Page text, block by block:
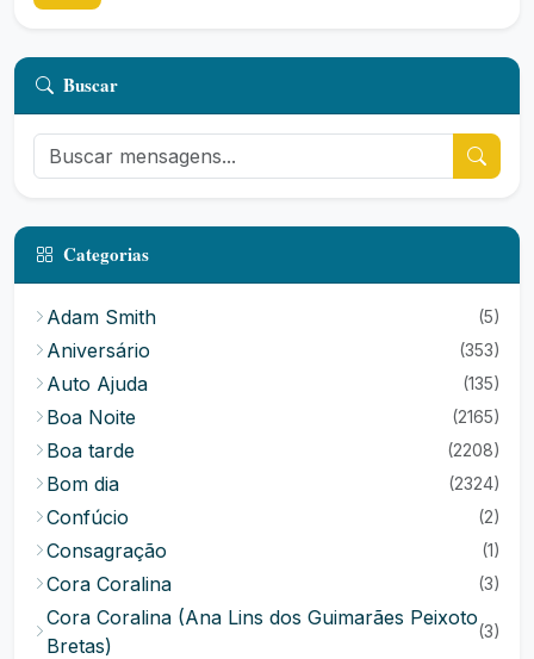
Buscar
Categorias
Adam Smith (5)
Aniversário (353)
Auto Ajuda (135)
Boa Noite (2165)
Boa tarde (2208)
Bom dia (2324)
Confúcio (2)
Consagração (1)
Cora Coralina (3)
Cora Coralina (Ana Lins dos Guimarães Peixoto
Bretas)
(3)